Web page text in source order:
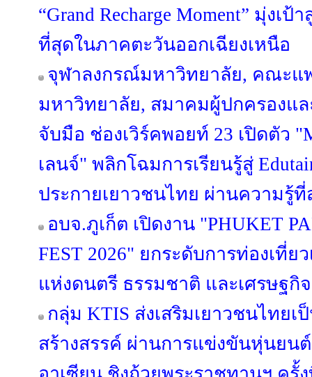
“Grand Recharge Moment” มุ่งเป้
ที่สุดในภาคตะวันออกเฉียงเหนือ
จุฬาลงกรณ์มหาวิทยาลัย, คณะแ
มหาวิทยาลัย, สมาคมผู้ปกครองแล
จับมือ ช่องเวิร์คพอยท์ 23 เปิดตัว
เลนจ์" พลิกโฉมการเรียนรู้สู่
ประกายเยาวชนไทย ผ่านความรู้ที่
อบจ.ภูเก็ต เปิดงาน "PHUKET
FEST 2026" ยกระดับการท่องเที่ย
แห่งดนตรี ธรรมชาติ และเศรษฐกิ
กลุ่ม KTIS ส่งเสริมเยาวชนไทย
สร้างสรรค์ ผ่านการแข่งขันหุ่นยน